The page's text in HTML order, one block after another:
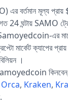
বর্তমান মূল্য
24 ঘন্টায় SAMO
এর
মার্কেট ক্যাপের
।
কিনবেন,
Orca, Kraken,